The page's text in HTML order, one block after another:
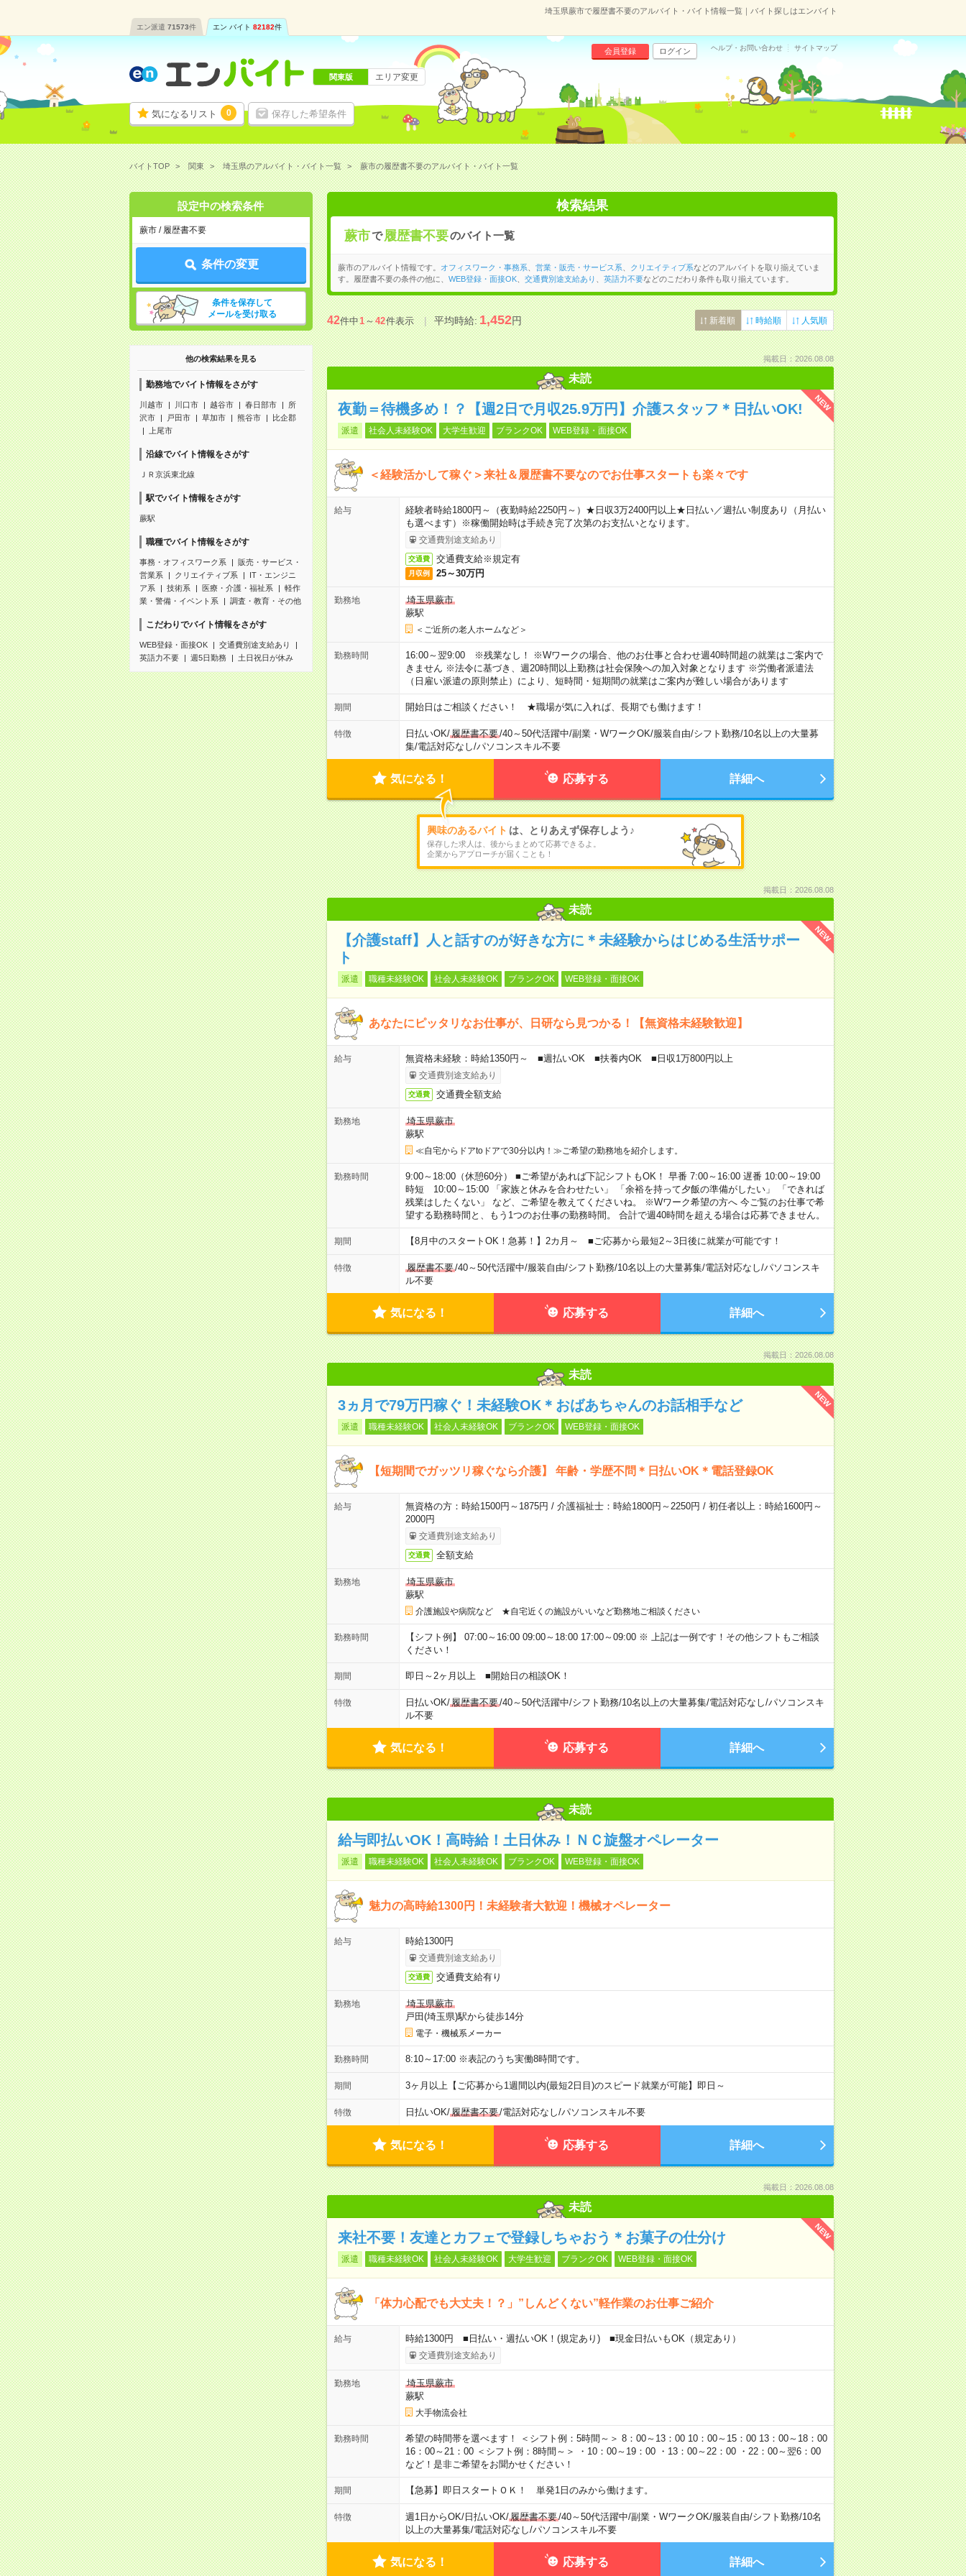
埼玉県蕨市で履歴書不要のアルバイト・バイト情報一覧｜バイト探しはエンバイト
エン派遣 71573件 エン バイト 82182件
気になるリスト 0 保存した希望条件
会員登録 ログイン ヘルプ・お問い合わせ サイトマップ
関東版 エリア変更
バイトTOP 関東 埼玉県のアルバイト・バイト一覧 蕨市の履歴書不要のアルバイト・バイト一覧
設定中の検索条件
蕨市 / 履歴書不要
条件の変更
条件を保存して
メールを受け取る
他の検索結果を見る
勤務地でバイト情報をさがす
川越市 川口市 越谷市 春日部市
所
沢市
戸田市 草加市 熊谷市
比企郡
上尾市
沿線でバイト情報をさがす
ＪＲ京浜東北線
駅でバイト情報をさがす
蕨駅
職種でバイト情報をさがす
事務・オフィスワーク系
販売・サービス・
営業系
クリエイティブ系
IT・エンジニ
ア系
技術系 医療・介護・福祉系
軽作
業・警備・イベント系
調査・教育・その他
こだわりでバイト情報をさがす
WEB登録・面接OK
交通費別途支給あり
英語力不要
週5日勤務 土日祝日が休み
検索結果
蕨市で 履歴書不要のバイト一覧
蕨市のアルバイト情報です。 オフィスワーク・事務系 営業・販売・サービス系 クリエイティブ系などのアルバイトを取り揃えていま
す。履歴書不要の条件の他に、 WEB登録・面接OK、 交通費別途支給あり 英語力不要などのこだわり条件も取り揃えています。
42件中1～42件表示 平均時給:1,452円 新着順 時給順 人気順
掲載日：2026.08.08
未読
NEW
夜勤＝待機多め！？【週2日で月収25.9万円】介護スタッフ＊日払いOK!
派遣 社会人未経験OK 大学生歓迎 ブランクOK WEB登録・面接OK
＜経験活かして稼ぐ＞来社＆履歴書不要なのでお仕事スタートも楽々です
給与
経験者時給1800円～（夜勤時給2250円～）★日収3万2400円以上★日払い／週払い制度あり（月払い
も選べます）※稼働開始時は手続き完了次第のお支払いとなります。
交通費別途支給あり
交通費 交通費支給※規定有
月収例 25～30万円
勤務地
埼玉県蕨市
蕨駅
＜ご近所の老人ホームなど＞
勤務時間
16:00～翌9:00 ※残業なし！ ※Wワークの場合、他のお仕事と合わせ週40時間超の就業はご案内で
きません ※法令に基づき、週20時間以上勤務は社会保険への加入対象となります ※労働者派遣法
（日雇い派遣の原則禁止）により、短時間・短期間の就業はご案内が難しい場合があります
期間 開始日はご相談ください！ ★職場が気に入れば、長期でも働けます！
特徴 日払いOK/履歴書不要/40～50代活躍中/副業・WワークOK/服装自由/シフト勤務/10名以上の大量募
集/電話対応なし/パソコンスキル不要
気になる！ 応募する 詳細へ
興味のあるバイト は、とりあえず保存しよう♪
保存した求人は、後からまとめて応募できるよ。
企業からアプローチが届くことも！
掲載日：2026.08.08
未読
NEW
【介護staff】人と話すのが好きな方に＊未経験からはじめる生活サポー
ト
派遣 職種未経験OK 社会人未経験OK ブランクOK WEB登録・面接OK
あなたにピッタリなお仕事が、日研なら見つかる！【無資格未経験歓迎】
給与 無資格未経験：時給1350円～ ■週払いOK ■扶養内OK ■日収1万800円以上
交通費別途支給あり
交通費 交通費全額支給
勤務地
埼玉県蕨市
蕨駅
≪自宅からドアtoドアで30分以内！≫ご希望の勤務地を紹介します。
勤務時間
9:00～18:00（休憩60分） ■ご希望があれば下記シフトもOK！ 早番 7:00～16:00 遅番 10:00～19:00
時短 10:00～15:00 「家族と休みを合わせたい」 「余裕を持って夕飯の準備がしたい」 「できれば
残業はしたくない」 など、ご希望を教えてくださいね。 ※Wワーク希望の方へ 今ご覧のお仕事で希
望する勤務時間と、もう1つのお仕事の勤務時間。 合計で週40時間を超える場合は応募できません。
期間 【8月中のスタートOK！急募！】2カ月～ ■ご応募から最短2～3日後に就業が可能です！
特徴 履歴書不要/40～50代活躍中/服装自由/シフト勤務/10名以上の大量募集/電話対応なし/パソコンスキ
ル不要
気になる！ 応募する 詳細へ
掲載日：2026.08.08
未読
NEW
3ヵ月で79万円稼ぐ！未経験OK＊おばあちゃんのお話相手など
派遣 職種未経験OK 社会人未経験OK ブランクOK WEB登録・面接OK
【短期間でガッツリ稼ぐなら介護】 年齢・学歴不問＊日払いOK＊電話登録OK
給与
無資格の方：時給1500円～1875円 / 介護福祉士：時給1800円～2250円 / 初任者以上：時給1600円～
2000円
交通費別途支給あり
交通費 全額支給
勤務地
埼玉県蕨市
蕨駅
介護施設や病院など ★自宅近くの施設がいいなど勤務地ご相談ください
勤務時間
【シフト例】 07:00～16:00 09:00～18:00 17:00～09:00 ※ 上記は一例です！その他シフトもご相談
ください！
期間 即日～2ヶ月以上 ■開始日の相談OK！
特徴 日払いOK/履歴書不要/40～50代活躍中/シフト勤務/10名以上の大量募集/電話対応なし/パソコンスキ
ル不要
気になる！ 応募する 詳細へ
未読
給与即払いOK！高時給！土日休み！ＮＣ旋盤オペレーター
派遣 職種未経験OK 社会人未経験OK ブランクOK WEB登録・面接OK
魅力の高時給1300円！未経験者大歓迎！機械オペレーター
給与 時給1300円
交通費別途支給あり
交通費 交通費支給有り
勤務地
埼玉県蕨市
戸田(埼玉県)駅から徒歩14分
電子・機械系メーカー
勤務時間 8:10～17:00 ※表記のうち実働8時間です。
期間 3ヶ月以上【ご応募から1週間以内(最短2日目)のスピード就業が可能】即日～
特徴 日払いOK/履歴書不要/電話対応なし/パソコンスキル不要
気になる！ 応募する 詳細へ
掲載日：2026.08.08
未読
NEW
来社不要！友達とカフェで登録しちゃおう＊お菓子の仕分け
派遣 職種未経験OK 社会人未経験OK 大学生歓迎 ブランクOK WEB登録・面接OK
「体力心配でも大丈夫！？」”しんどくない”軽作業のお仕事ご紹介
給与 時給1300円 ■日払い・週払いOK！(規定あり) ■現金日払いもOK（規定あり）
交通費別途支給あり
勤務地
埼玉県蕨市
蕨駅
大手物流会社
勤務時間
希望の時間帯を選べます！ ＜シフト例：5時間～＞ 8：00～13：00 10：00～15：00 13：00～18：00
16：00～21：00 ＜シフト例：8時間～＞ ・10：00～19：00 ・13：00～22：00 ・22：00～翌6：00
など！是非ご希望をお聞かせください！
期間 【急募】即日スタートＯＫ！ 単発1日のみから働けます。
特徴 週1日からOK/日払いOK/履歴書不要/40～50代活躍中/副業・WワークOK/服装自由/シフト勤務/10名
以上の大量募集/電話対応なし/パソコンスキル不要
気になる！ 応募する 詳細へ